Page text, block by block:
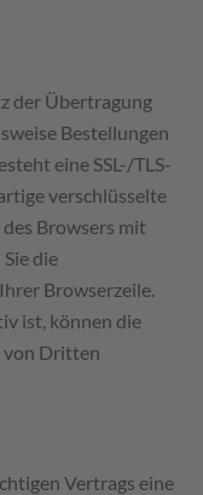
der Übertragung
Bestellungen
eine SSL-/TLS-
verschlüsselte
Browsers mit
die
Browserzeile.
ist, können die
von Dritten
Vertrags eine